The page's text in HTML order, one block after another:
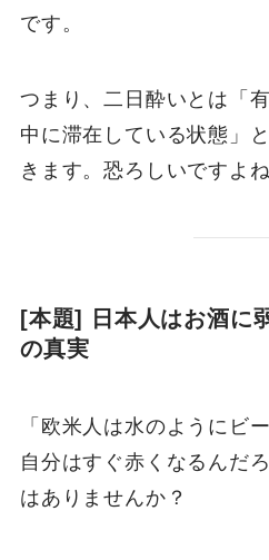
です。
つまり、二日酔いとは「
中に滞在している状態」
きます。恐ろしいですよね
[本題] 日本人はお酒に
の真実
「欧米人は水のようにビ
自分はすぐ赤くなるんだ
はありませんか？